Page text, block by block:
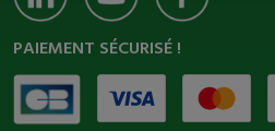
PAIEMENT SÉCURISÉ !